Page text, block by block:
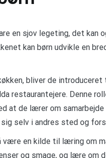
en sjov legeting, det
kan børn udvikle en
bliver de
restaurantejere. Denne
at de lærer om
selv i andres sted og
være en kilde til læring om
og smage, og lære